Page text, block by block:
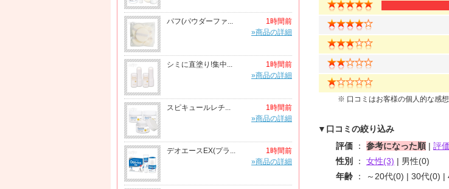
パフ(パウダーファ...
1時間前
»商品の詳細
シミに直塗り!集中...
1時間前
»商品の詳細
スピキュールレチ...
1時間前
»商品の詳細
デオエースEX(プラ...
1時間前
»商品の詳細
※ 口コミはお客様の個人的な感
▼口コミの絞り込み
評価 ： 参考になった順 | 評
性別
： 女性(3) | 男性(0)
年齢 ： ～20代(0) | 30代(0) |